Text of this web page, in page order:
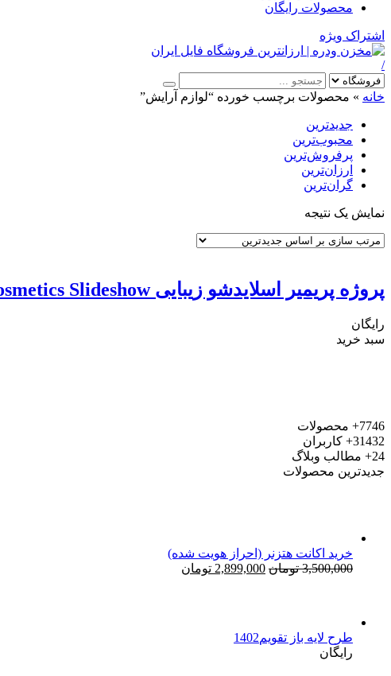
محصولات رایگان
اشتراک ویژه
/
خانه » محصولات برچسب خورده “لوازم آرایش”
جدیدترین
محبوب‌ترین
پرفروش‌ترین
ارزان‌ترین
گران‌ترین
نمایش یک نتیجه
پروژه پریمیر اسلایدشو زیبایی Beauty Salon and Cosmetics Slideshow
رایگان
سبد خرید
7746+
محصولات
31432+
کاربران
24+
مطالب وبلاگ
جدیدترین محصولات
خرید اکانت هتزنر (احراز هویت شده)
3,500,000 تومان قیمت
2,899,000 تومان
طرح لایه باز تقویم1402
رایگان